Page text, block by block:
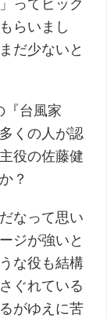
らいまし
だ少ないと
台風家
くの人が認
役の佐藤健
？
なって思い
ジが強いと
な役も結構
ぐれている
がゆえに苦